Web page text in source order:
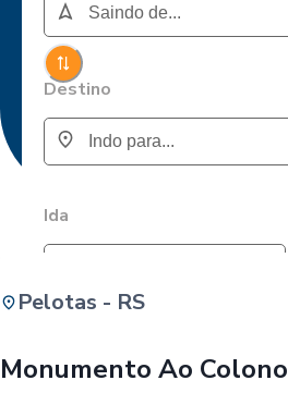
Destino
Ida
Pelotas - RS
Monumento Ao Colono